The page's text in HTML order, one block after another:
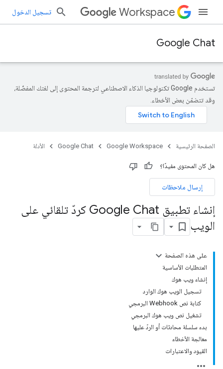
Workspace تسجيل الدخول
Google Chat
تستخدم Google تكنولوجيا الذكاء الاصطناعي لترجمة المحتوى إلى لغتك المفضّلة،
وقد تتضمّن بعض الأخطاء.
الصفحة الرئيسية Google Workspace
Google Chat الأدلة
هل كان المحتوى مفيدًا؟
إرسال ملاحظات
إنشاء تطبيق Google Chat كردّ تلقائي على
الويب
على هذه الصفحة
المتطلبات الأساسية
إنشاء ويب هوك
تسجيل الويب هوك الوارد
كتابة نص Webhook البرمجي
تشغيل نص ويب هوك البرمجي
بدء سلسلة محادثات أو الردّ عليها
معالجة الأخطاء
القيود والاعتبارات